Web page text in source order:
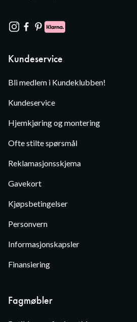
Kundeservice
Bli medlem i Kundeklubben!
Kundeservice
Hjemkjøring og montering
Ofte stilte spørsmål
Reklamasjonsskjema
Gavekort
Kjøpsbetingelser
Personvern
Informasjonskapsler
Finansiering
Fagmøbler